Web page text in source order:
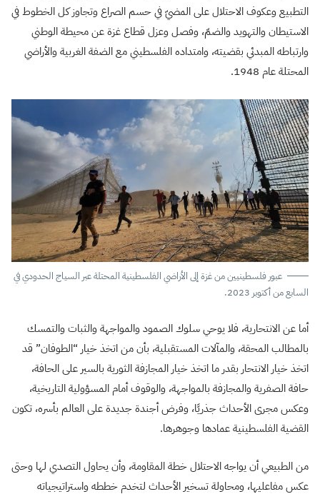
التطبيع وعكوف الاحتلال على المضيّ في حسم الصراع وتجاوز كل الخطوط في
الاستيطان والتهويد والضمّ، وفصل وعزل قطاع غزة عن محيطة الوطني
وارتباطه المبدئي بقضيته، وامتداده الفلسطيني مع الضفة الغربية والأراضي
المحتلة عام 1948.
عبور فلسطينيين من غزة إلى الأراضي الفلسطينية المحتلة عبر السياج الحدودي في
السابع من أكتوبر 2023.
أما عن الانتحارية، فلا يوحي سلوك الصمود والمواجهة والثبات والتمسك
بالمطالب المحقة، والمآلات المستقبلية، بأن من اتخذ خيار “الطوفان” قد
اتخذ خيار الانتحار بقدر ما اتخذ خيار المجازفة الثورية بالسير على الحافة،
حافة الصفرية والمجازفة بالمواجهة، والوقوف أمام المسؤولية التاريخية،
وعكس مجرى الأحداث جذريًا، وفرض أجندة جديدة على العالم بأسره، تكون
القضية الفلسطينية عمادها وجوهرها.
من الطبيعي أن يواجه الاحتلال خطة المقاومة، وأن يحاول التصدي لها وحتى
عكس مفاعليها، ومحاولة تسخير الأحداث لتخدم خططه واستراتيجياته